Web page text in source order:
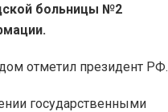
больницы №2
отметил президент РФ.
государственными